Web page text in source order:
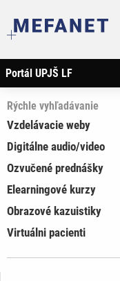
Portál UPJŠ LF
Rýchle vyhľadávanie
Vzdelávacie weby
Digitálne audio/video
Ozvučené prednášky
Elearningové kurzy
Obrazové kazuistiky
Virtuálni pacienti